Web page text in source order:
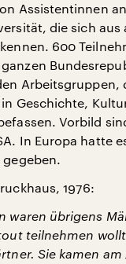
Assistentinnen
die sich aus
600
Arbeitsgruppen,
Geschichte,
Vorbild
In Europa hatte
1976:
waren übrigens
teilnehmen
Sie kamen am